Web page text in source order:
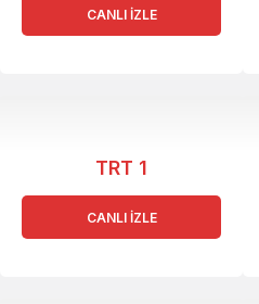
CANLI İZLE
TRT 1
CANLI İZLE